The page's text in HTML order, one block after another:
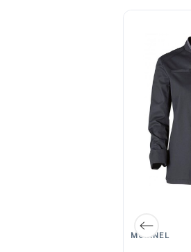
MOLINEL